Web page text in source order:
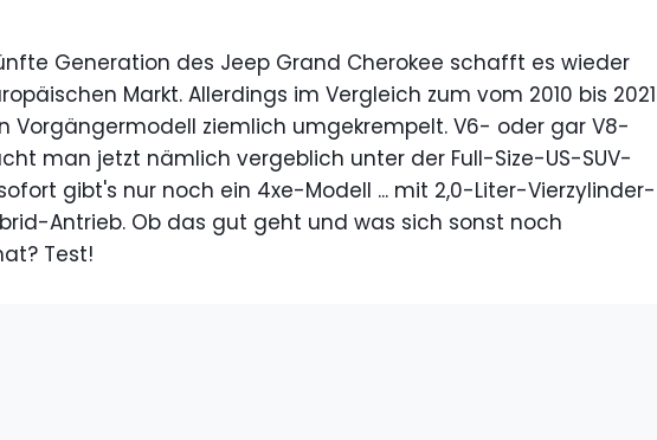
Generation des Jeep Grand Cherokee schafft es wieder
Markt. Allerdings im Vergleich zum vom 2010 bis 2021
Vorgängermodell ziemlich umgekrempelt. V6- oder gar V8-
man jetzt nämlich vergeblich unter der Full-Size-US-SUV-
gibt's nur noch ein 4xe-Modell ... mit 2,0-Liter-Vierzylinder-
Antrieb. Ob das gut geht und was sich sonst noch
Test!